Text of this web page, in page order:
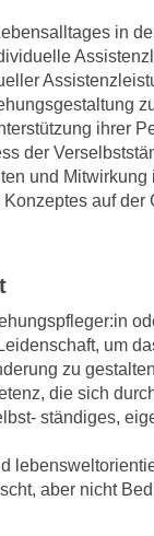
in
ihrer
der
und
auf
um
zu gestalten
die sich
ständiges,
aber nicht